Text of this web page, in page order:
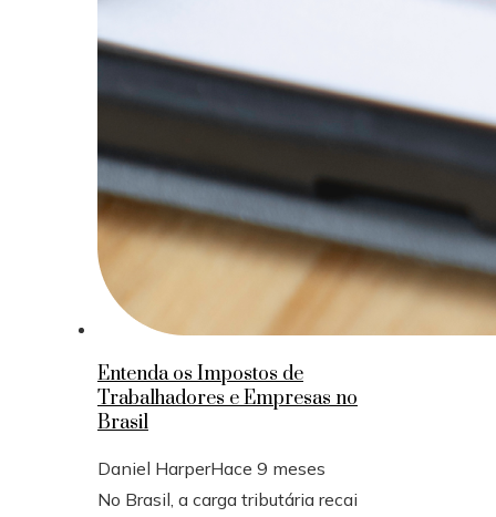
Entenda os Impostos de
Trabalhadores e Empresas no
Brasil
Daniel HarperHace 9 meses
No Brasil, a carga tributária recai